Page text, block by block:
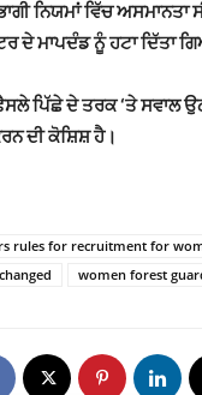
ਨਿਯਮਾਂ ਵਿੱਚ
ਦੇ ਮਾਪਦੰਡ ਨੂੰ ਹਟਾ ਦਿੱਤਾ
ਪਿੱਛੇ ਦੇ ਤਰਕ ‘ਤੇ ਸਵਾਲ
ਦੀ ਕੋਸ਼ਿਸ਼ ਹੈ।
rules for recruitment for
women forest